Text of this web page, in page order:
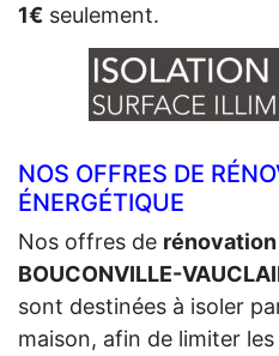
1€ seulement.
NOS OFFRES DE
ÉNERGÉTIQUE
Nos offres de
BOUCONVILLE-
sont destinées à isoler
maison, afin de limiter